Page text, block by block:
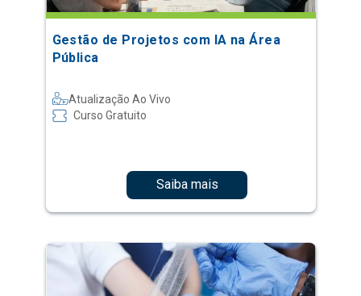
Gestão de Projetos com IA na Área
Pública
Atualização Ao Vivo
Curso Gratuito
Saiba mais